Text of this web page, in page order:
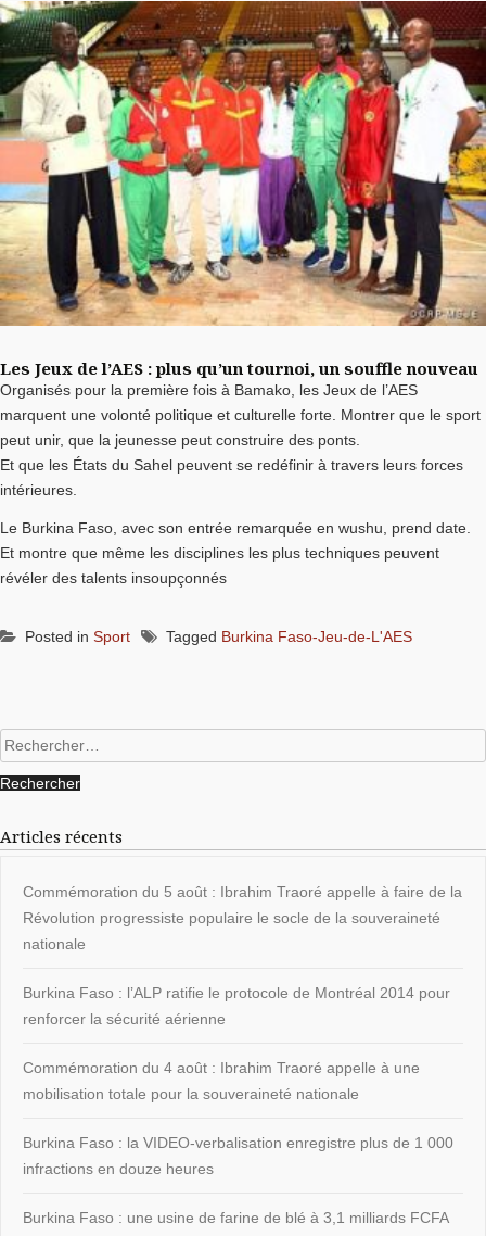
Les Jeux de l’AES : plus qu’un tournoi, un souffle nouveau
Organisés pour la première fois à Bamako, les Jeux de l’AES
marquent une volonté politique et culturelle forte. Montrer que le sport
peut unir, que la jeunesse peut construire des ponts.
Et que les États du Sahel peuvent se redéfinir à travers leurs forces
intérieures.
Le Burkina Faso, avec son entrée remarquée en wushu, prend date.
Et montre que même les disciplines les plus techniques peuvent
révéler des talents insoupçonnés
Posted in Sport Tagged Burkina Faso-Jeu-de-L'AES
Rechercher :
Articles récents
Commémoration du 5 août : Ibrahim Traoré appelle à faire de la
Révolution progressiste populaire le socle de la souveraineté
nationale
Burkina Faso : l’ALP ratifie le protocole de Montréal 2014 pour
renforcer la sécurité aérienne
Commémoration du 4 août : Ibrahim Traoré appelle à une
mobilisation totale pour la souveraineté nationale
Burkina Faso : la VIDEO-verbalisation enregistre plus de 1 000
infractions en douze heures
Burkina Faso : une usine de farine de blé à 3,1 milliards FCFA